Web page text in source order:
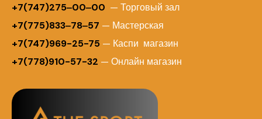
+7(747)275‒00‒00 — Торговый зал
+7(775)833‒78‒57 — Мастерская
+7(747)969-25-75 — Каспи магазин
+7(778)910-57-32 — Онлайн магазин